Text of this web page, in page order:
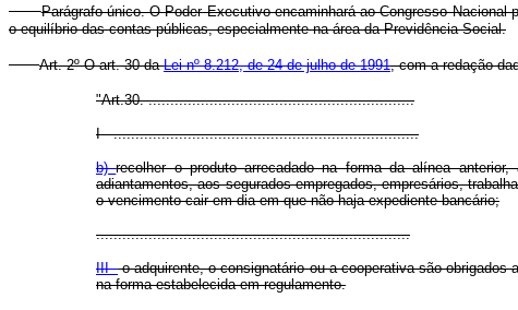
Parágrafo único. O Poder Executivo encaminhará ao Congresso
o equilíbrio das contas públicas, especialmente na área da Previdência Social.
Art. 2º O art. 30 daLei nº 8.212, de 24 de julho de 1991, com a redação
"Art.30. .............................................................
I - ......................................................................
b)recolher o produto arrecadado na forma da alínea
adiantamentos, aos segurados empregados, empresários,
o vencimento cair em dia em que não haja expediente bancário;
........................................................................
III -o adquirente, o consignatário ou a cooperativa são obrigados
na forma estabelecida em regulamento.